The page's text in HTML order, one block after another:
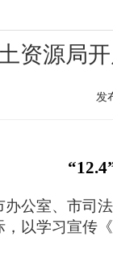
资源局
发
公室、市司
以学习宣传